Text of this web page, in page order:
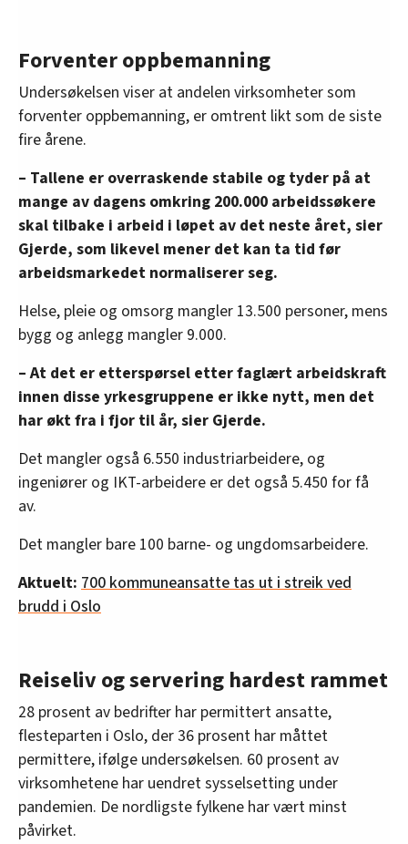
Forventer oppbemanning
Undersøkelsen viser at andelen virksomheter som
forventer oppbemanning, er omtrent likt som de siste
fire årene.
– Tallene er overraskende stabile og tyder på at
mange av dagens omkring 200.000 arbeidssøkere
skal tilbake i arbeid i løpet av det neste året, sier
Gjerde, som likevel mener det kan ta tid før
arbeidsmarkedet normaliserer seg.
Helse, pleie og omsorg mangler 13.500 personer, mens
bygg og anlegg mangler 9.000.
– At det er etterspørsel etter faglært arbeidskraft
innen disse yrkesgruppene er ikke nytt, men det
har økt fra i fjor til år, sier Gjerde.
Det mangler også 6.550 industriarbeidere, og
ingeniører og IKT-arbeidere er det også 5.450 for få
av.
Det mangler bare 100 barne- og ungdomsarbeidere.
Aktuelt: 700 kommuneansatte tas ut i streik ved
brudd i Oslo
Reiseliv og servering hardest rammet
28 prosent av bedrifter har permittert ansatte,
flesteparten i Oslo, der 36 prosent har måttet
permittere, ifølge undersøkelsen. 60 prosent av
virksomhetene har uendret sysselsetting under
pandemien. De nordligste fylkene har vært minst
påvirket.